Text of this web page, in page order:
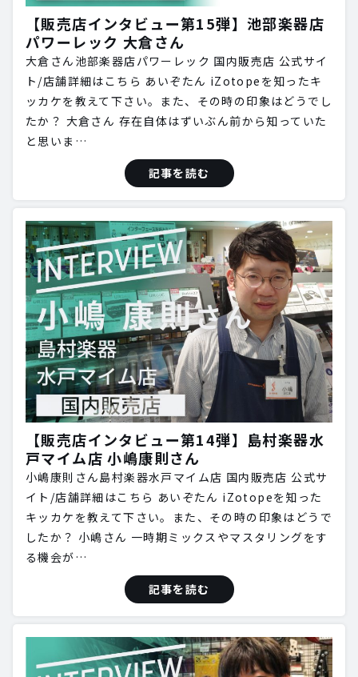
【販売店インタビュー第15弾】池部楽器店
パワーレック 大倉さん
大倉さん池部楽器店パワーレック 国内販売店 公式サイ
ト/店舗詳細はこちら あいぞたん iZotopeを知ったキ
ッカケを教えて下さい。また、その時の印象はどうでし
たか？ 大倉さん 存在自体はずいぶん前から知っていた
と思いま…
記事を読む
【販売店インタビュー第14弾】島村楽器水
戸マイム店 小嶋康則さん
小嶋康則さん島村楽器水戸マイム店 国内販売店 公式サ
イト/店舗詳細はこちら あいぞたん iZotopeを知った
キッカケを教えて下さい。また、その時の印象はどうで
したか？ 小嶋さん 一時期ミックスやマスタリングをす
る機会が…
記事を読む